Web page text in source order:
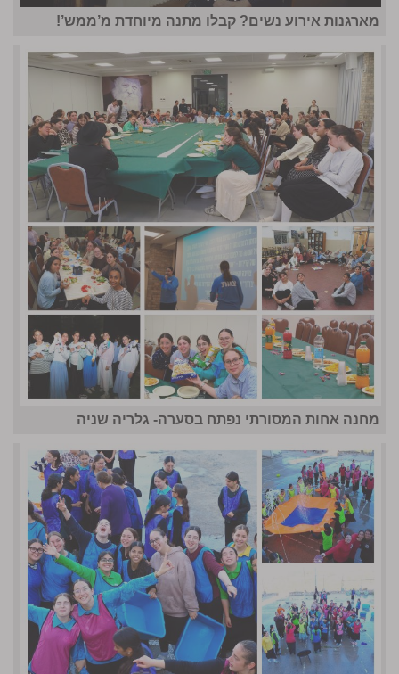
מארגנות אירוע נשים? קבלו מתנה מיוחדת מ’ממש’!
מחנה אחות המסורתי נפתח בסערה- גלריה שניה